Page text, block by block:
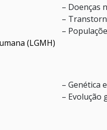
(LGMH)
– Doenças
–
–
– Genética
– Evolução